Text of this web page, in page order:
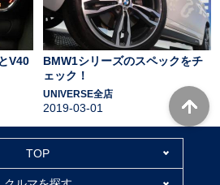
V40
BMW1シリーズのスペックをチ
ェック！
UNIVERSE全店
2019-03-01
TOP